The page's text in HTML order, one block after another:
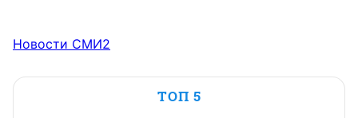
Новости СМИ2
ТОП 5